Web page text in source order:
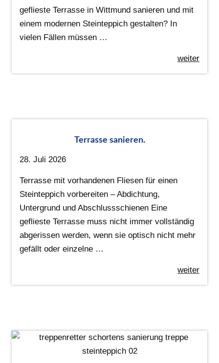
geflieste Terrasse in Wittmund sanieren und mit
einem modernen Steinteppich gestalten? In
vielen Fällen müssen …
weiter
Terrasse sanieren.
28. Juli 2026
Terrasse mit vorhandenen Fliesen für einen
Steinteppich vorbereiten – Abdichtung,
Untergrund und Abschlussschienen Eine
geflieste Terrasse muss nicht immer vollständig
abgerissen werden, wenn sie optisch nicht mehr
gefällt oder einzelne …
weiter